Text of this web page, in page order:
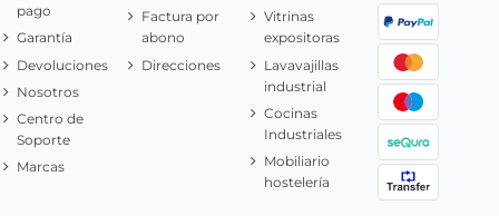
pago
Garantía
Devoluciones
Nosotros
Centro de
Soporte
Marcas
Factura por
abono
Direcciones
Vitrinas
expositoras
Lavavajillas
industrial
Cocinas
Industriales
Mobiliario
hostelería